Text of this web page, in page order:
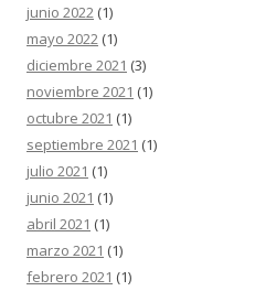
junio 2022 (1)
mayo 2022 (1)
diciembre 2021 (3)
noviembre 2021 (1)
octubre 2021 (1)
septiembre 2021 (1)
julio 2021 (1)
junio 2021 (1)
abril 2021 (1)
marzo 2021 (1)
febrero 2021 (1)